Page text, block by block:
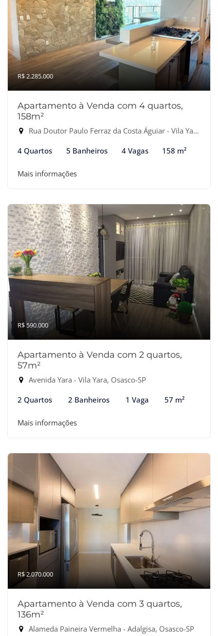
R$ 2.285.000
Apartamento à Venda com 4 quartos,
158m²
Rua Doutor Paulo Ferraz da Costa Águiar - Vila Yara, Osasco-SP
4 Quartos 5 Banheiros 4 Vagas 158 m²
Mais informações
R$ 590.000
Apartamento à Venda com 2 quartos,
57m²
Avenida Yara - Vila Yara, Osasco-SP
2 Quartos 2 Banheiros 1 Vaga 57 m²
Mais informações
R$ 2.070.000
Apartamento à Venda com 3 quartos,
136m²
Alameda Paineira Vermelha - Adalgisa, Osasco-SP